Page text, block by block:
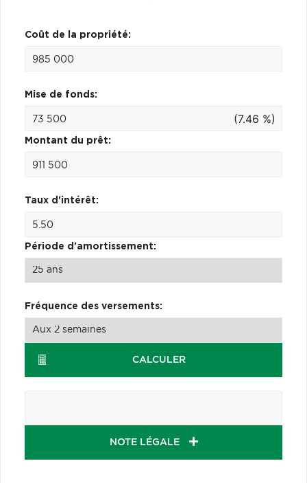
Coût de la propriété:
Mise de fonds:
(7.46 %)
Montant du prêt:
Taux d'intérêt:
Période d'amortissement:
Fréquence des versements:
CALCULER
NOTE LÉGALE